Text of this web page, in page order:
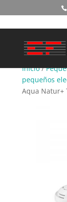
Inicio/
pequeños
Aqua Natur+